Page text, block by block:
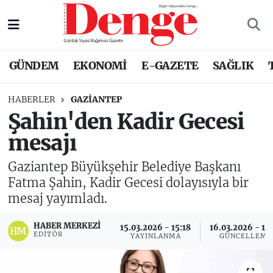
GÜNDEM EKONOMİ E-GAZETE SAĞLIK
HABERLER GAZIANTEP
Şahin'den Kadir Gecesi
mesajı
Gaziantep Büyükşehir Belediye Başkanı
Fatma Şahin, Kadir Gecesi dolayısıyla bir
mesaj yayımladı.
HABER MERKEZI
EDITÖR
15.03.2026 - 15:18
YAYINLANMA
16.03.2026 -
GÜNCELLEME
Nöbetçi Eczaneler
Trafik Durumu
Süper Lig Puan Durumu ve Fikstür
Tüm Manşetler
Son Dakika Haberleri
Haber Arşivi